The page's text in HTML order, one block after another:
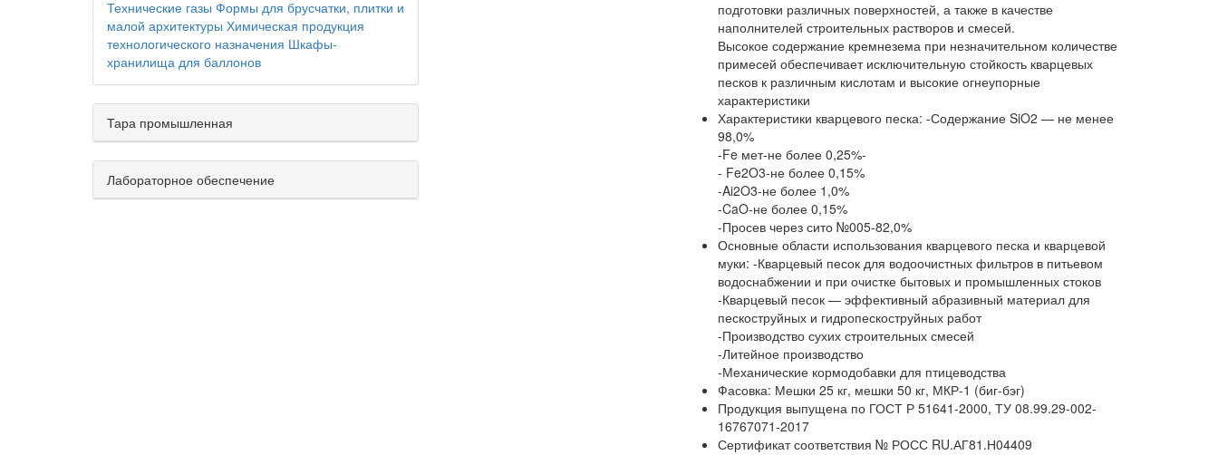
Технические газы Формы для брусчатки, плитки и
малой архитектуры Химическая продукция
технологического назначения Шкафы-
хранилища для баллонов
Тара промышленная
Лабораторное обеспечение
подготовки различных поверхностей, а также в качестве
наполнителей строительных растворов и смесей.
Высокое содержание кремнезема при незначительном количестве
примесей обеспечивает исключительную стойкость кварцевых
песков к различным кислотам и высокие огнеупорные
характеристики
Характеристики кварцевого песка: -Содержание SiO2 — не менее
98,0%
-Fe мет-не более 0,25%-
- Fe2O3-не более 0,15%
-Ai2O3-не более 1,0%
-CaO-не более 0,15%
-Просев через сито №005-82,0%
Основные области использования кварцевого песка и кварцевой
муки: -Кварцевый песок для водоочистных фильтров в питьевом
водоснабжении и при очистке бытовых и промышленных стоков
-Кварцевый песок — эффективный абразивный материал для
пескоструйных и гидропескоструйных работ
-Производство сухих строительных смесей
-Литейное производство
-Механические кормодобавки для птицеводства
Фасовка: Мешки 25 кг, мешки 50 кг, МКР-1 (биг-бэг)
Продукция выпущена по ГОСТ Р 51641-2000, ТУ 08.99.29-002-
16767071-2017
Сертификат соответствия № РОСС RU.АГ81.Н04409